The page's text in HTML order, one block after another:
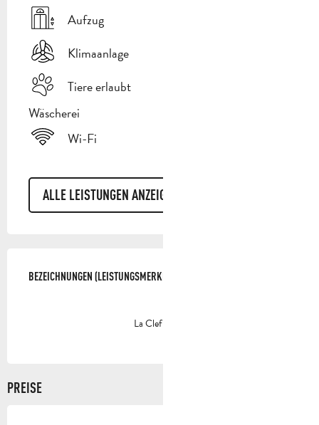
Aufzug
Klimaanlage
Tiere erlaubt
Wäscherei
Wi-Fi
ALLE LEISTUNGEN ANZEIGEN
BEZEICHNUNGEN (LEISTUNGSMERKMALE)
BEZEICHNUNGEN (LEISTUNGSMERKMALE)
La Clef Verte
PREISE